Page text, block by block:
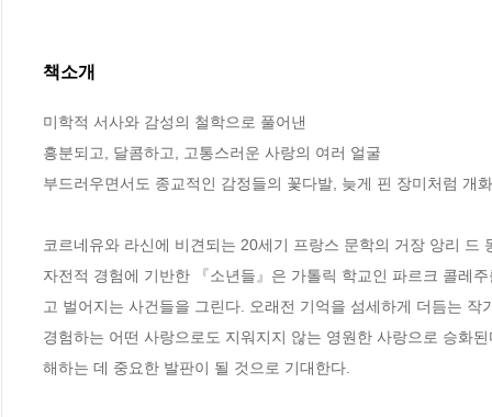
책소개
미학적 서사와 감성의 철학으로 풀어낸
흥분되고, 달콤하고, 고통스러운 사랑의 여러 얼굴
부드러우면서도 종교적인 감정들의 꽃다발, 늦게 핀 장미처럼 개
코르네유와 라신에 비견되는 20세기 프랑스 문학의 거장 앙리
자전적 경험에 기반한 『소년들』은 가톨릭 학교인 파르크 콜레
고 벌어지는 사건들을 그린다. 오래전 기억을 섬세하게 더듬는
경험하는 어떤 사랑으로도 지워지지 않는 영원한 사랑으로 승화
해하는 데 중요한 발판이 될 것으로 기대한다.